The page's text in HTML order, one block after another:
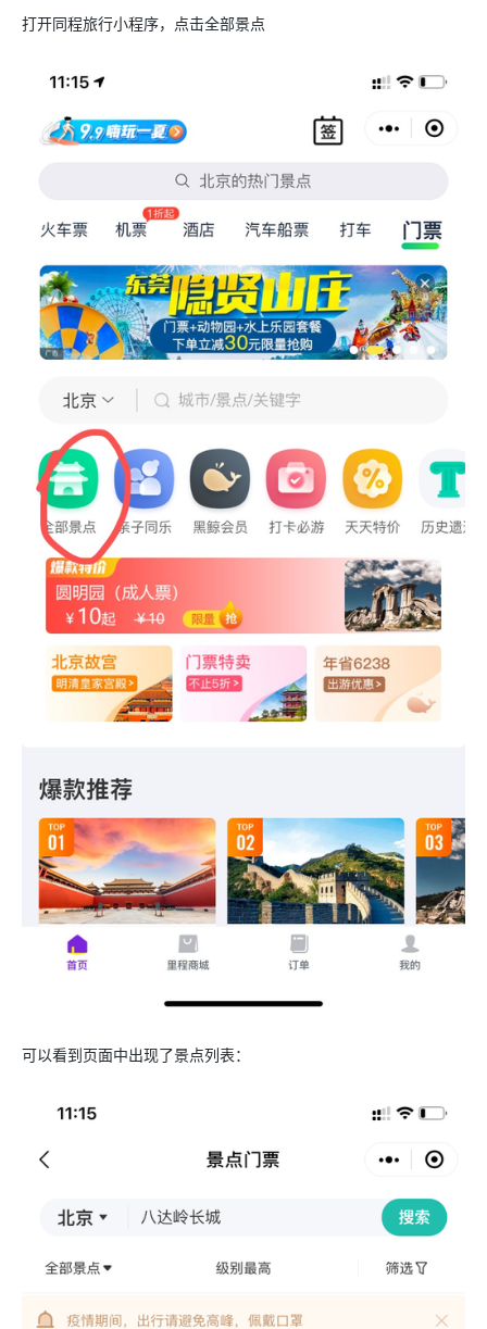
打开同程旅行小程序，点击全部景点
可以看到页面中出现了景点列表：